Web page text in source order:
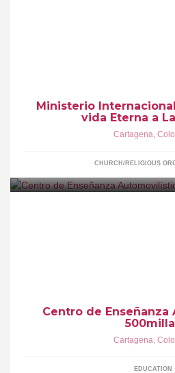
Ministerio
vida Eterna a
Cartagena,
CHURCH/RELIGIOUS
Centro de
Cartagena,
EDUCATION